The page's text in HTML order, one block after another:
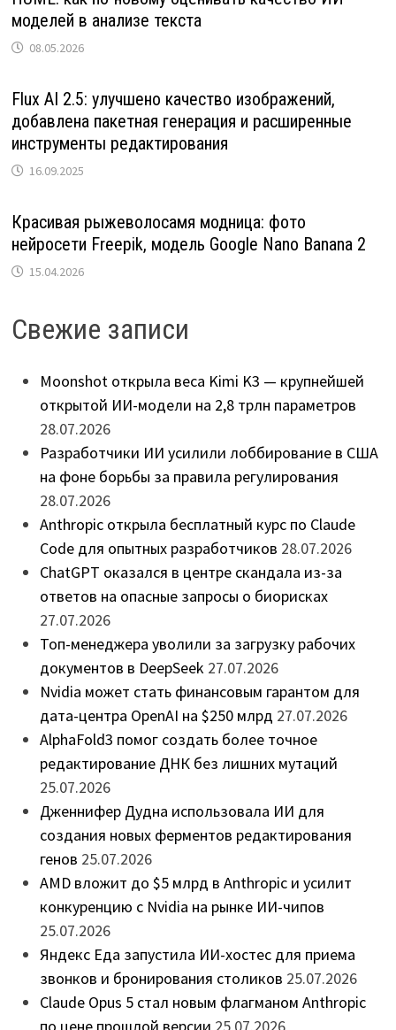
моделей в анализе текста
08.05.2026
Flux AI 2.5: улучшено качество изображений,
добавлена пакетная генерация и расширенные
инструменты редактирования
16.09.2025
Красивая рыжеволосамя модница: фото
нейросети Freepik, модель Google Nano Banana 2
15.04.2026
Свежие записи
Moonshot открыла веса Kimi K3 — крупнейшей
открытой ИИ-модели на 2,8 трлн параметров
28.07.2026
Разработчики ИИ усилили лоббирование в США
на фоне борьбы за правила регулирования
28.07.2026
Anthropic открыла бесплатный курс по Claude
Code для опытных разработчиков 28.07.2026
ChatGPT оказался в центре скандала из-за
ответов на опасные запросы о биорисках
27.07.2026
Топ-менеджера уволили за загрузку рабочих
документов в DeepSeek 27.07.2026
Nvidia может стать финансовым гарантом для
дата-центра OpenAI на $250 млрд 27.07.2026
AlphaFold3 помог создать более точное
редактирование ДНК без лишних мутаций
25.07.2026
Дженнифер Дудна использовала ИИ для
создания новых ферментов редактирования
генов 25.07.2026
AMD вложит до $5 млрд в Anthropic и усилит
конкуренцию с Nvidia на рынке ИИ-чипов
25.07.2026
Яндекс Еда запустила ИИ-хостес для приема
звонков и бронирования столиков 25.07.2026
Claude Opus 5 стал новым флагманом Anthropic